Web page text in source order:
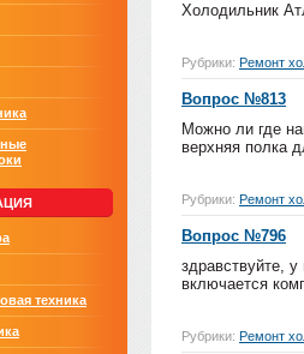
техника
Холодильник
Рубрики: Ремонт
Вопрос №813
Можно ли где
верхняя полка
Рубрики: Ремонт
Вопрос №796
здравствуйте,
включается
Рубрики: Ремонт